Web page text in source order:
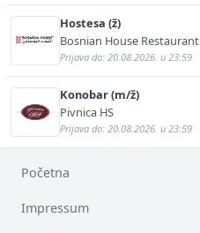
Hostesa (ž)
Bosnian House Restaurant
Prijava do: 20.08.2026. u 23:59
Konobar (m/ž)
Pivnica HS
Prijava do: 20.08.2026. u 23:59
Početna
Impressum